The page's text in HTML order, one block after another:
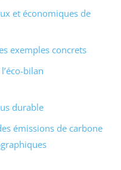
et économiques de
exemples concrets
bilan
durable
émissions de carbone